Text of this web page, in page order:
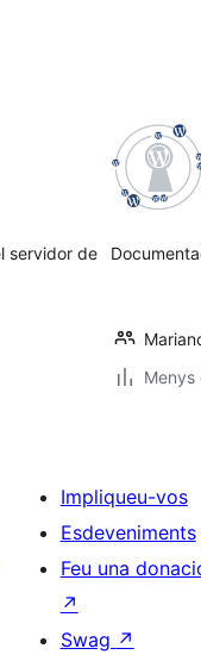
servidor de
Menys
Impliqueu-vos
Esdeveniments
Feu una
↗
Swag ↗